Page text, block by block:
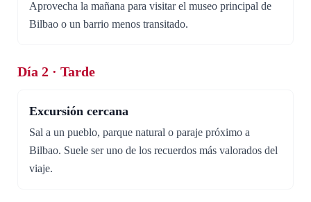
Aprovecha la mañana para visitar el museo principal de
Bilbao o un barrio menos transitado.
Día 2 · Tarde
Excursión cercana
Sal a un pueblo, parque natural o paraje próximo a
Bilbao. Suele ser uno de los recuerdos más valorados del
viaje.